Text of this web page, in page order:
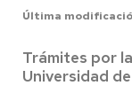
Última
Trámites por
Universidad